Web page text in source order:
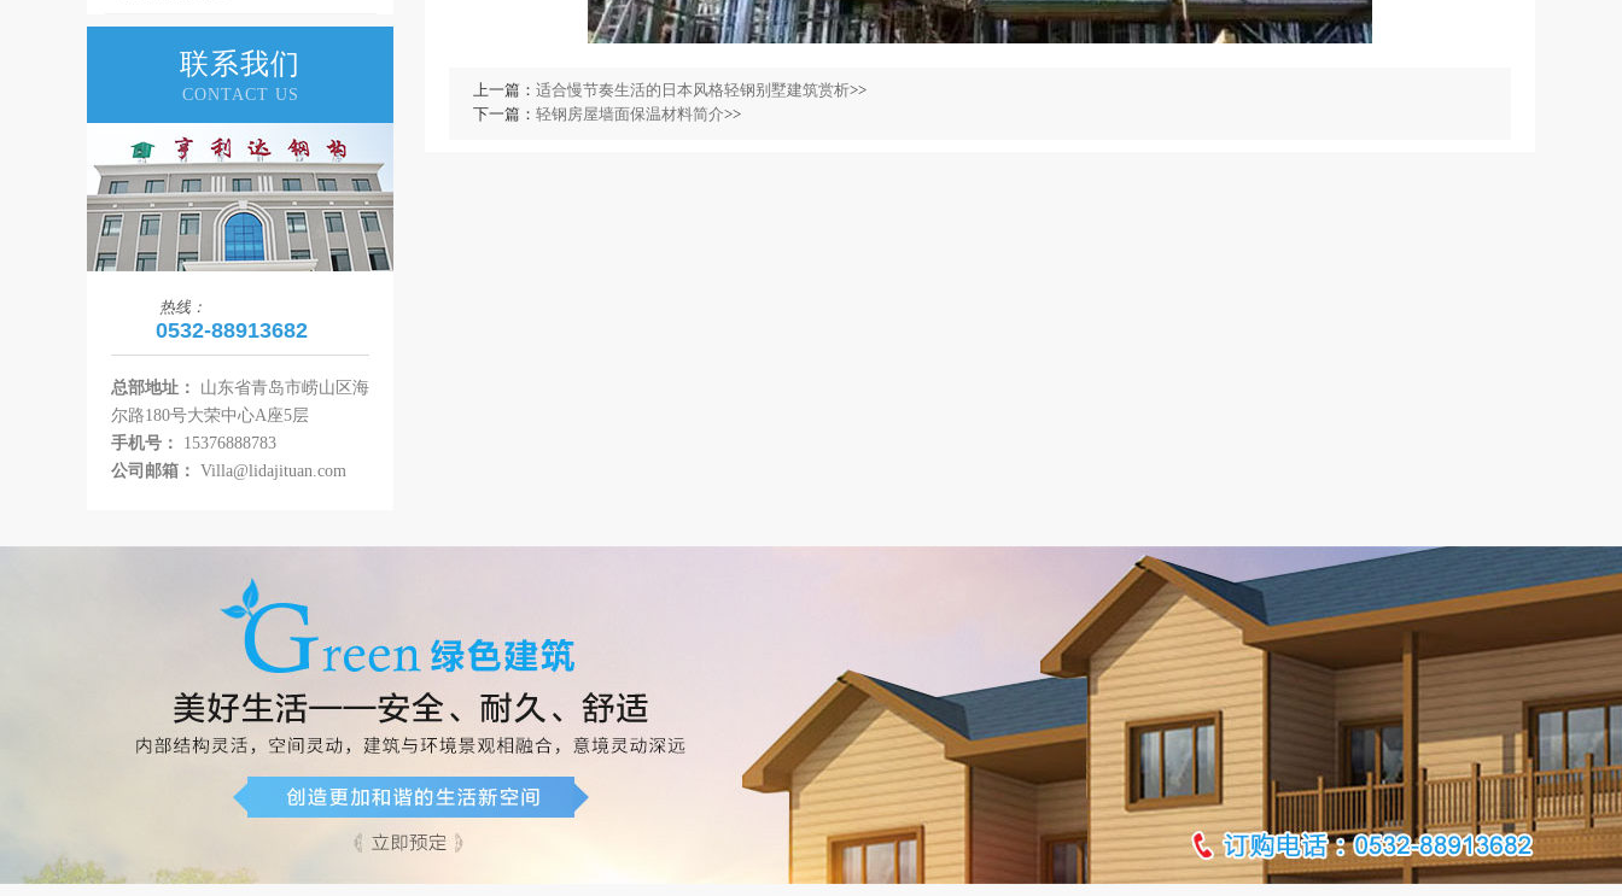
联系我们
CONTACT US
热线：
0532-88913682
总部地址：
山东省青岛市崂山区海
尔路180号大荣中心A座5层
手机号：
15376888783
公司邮箱： Villa@lidajituan.com
上一篇： 适合慢节奏生活的日本风格轻钢别墅建筑赏析>>
下一篇： 轻钢房屋墙面保温材料简介>>